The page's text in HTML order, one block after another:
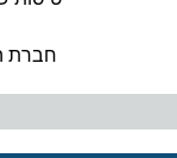
חברת